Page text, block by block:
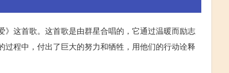
这首歌。这首歌是由群星合唱的，它通过温暖而励志
程中，付出了巨大的努力和牺牲，用他们的行动诠释